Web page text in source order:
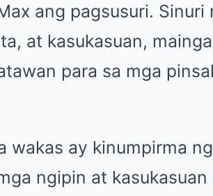
ang pagsusuri. Sinuri
at kasukasuan,
para sa mga
wakas ay kinumpirma
ngipin at